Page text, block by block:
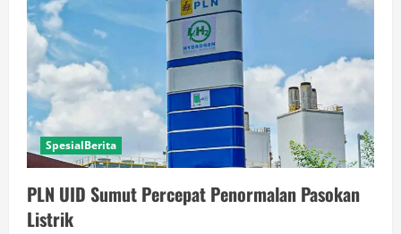
SpesialBerita
PLN UID Sumut Percepat Penormalan Pasokan
Listrik